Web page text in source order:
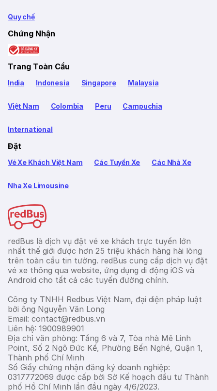
Quy chế
Chứng Nhận
Trang Toàn Cầu
India Indonesia Singapore Malaysia
Việt Nam Colombia Peru Campuchia
International
Đặt
Vé Xe Khách Việt Nam Các Tuyến Xe Các Nhà Xe
Nha Xe Limousine
redBus là dịch vụ đặt vé xe khách trực tuyến lớn
nhất thế giới được hơn 25 triệu khách hàng hài lòng
trên toàn cầu tin tưởng. redBus cung cấp dịch vụ đặt
vé xe thông qua website, ứng dụng di động iOS và
Android cho tất cả các tuyến đường chính.
Công ty TNHH Redbus Việt Nam, đại diện pháp luật
bởi ông Nguyễn Văn Long
Email: contact@redbus.vn
Liên hệ: 1900989901
Địa chỉ văn phòng: Tầng 6 và 7, Tòa nhà Mê Linh
Point, Số 2 Ngô Đức Kế, Phường Bến Nghé, Quận 1,
Thành phố Chí Minh
Số Giấy chứng nhận đăng ký doanh nghiệp:
0317772069 được cấp bởi Sở Kế hoạch đầu tư Thành
phố Hồ Chí Minh lần đầu ngày 4/6/2023.